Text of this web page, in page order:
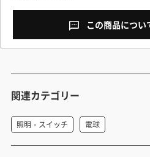
この商品につい
関連カテゴリー
照明・スイッチ 電球